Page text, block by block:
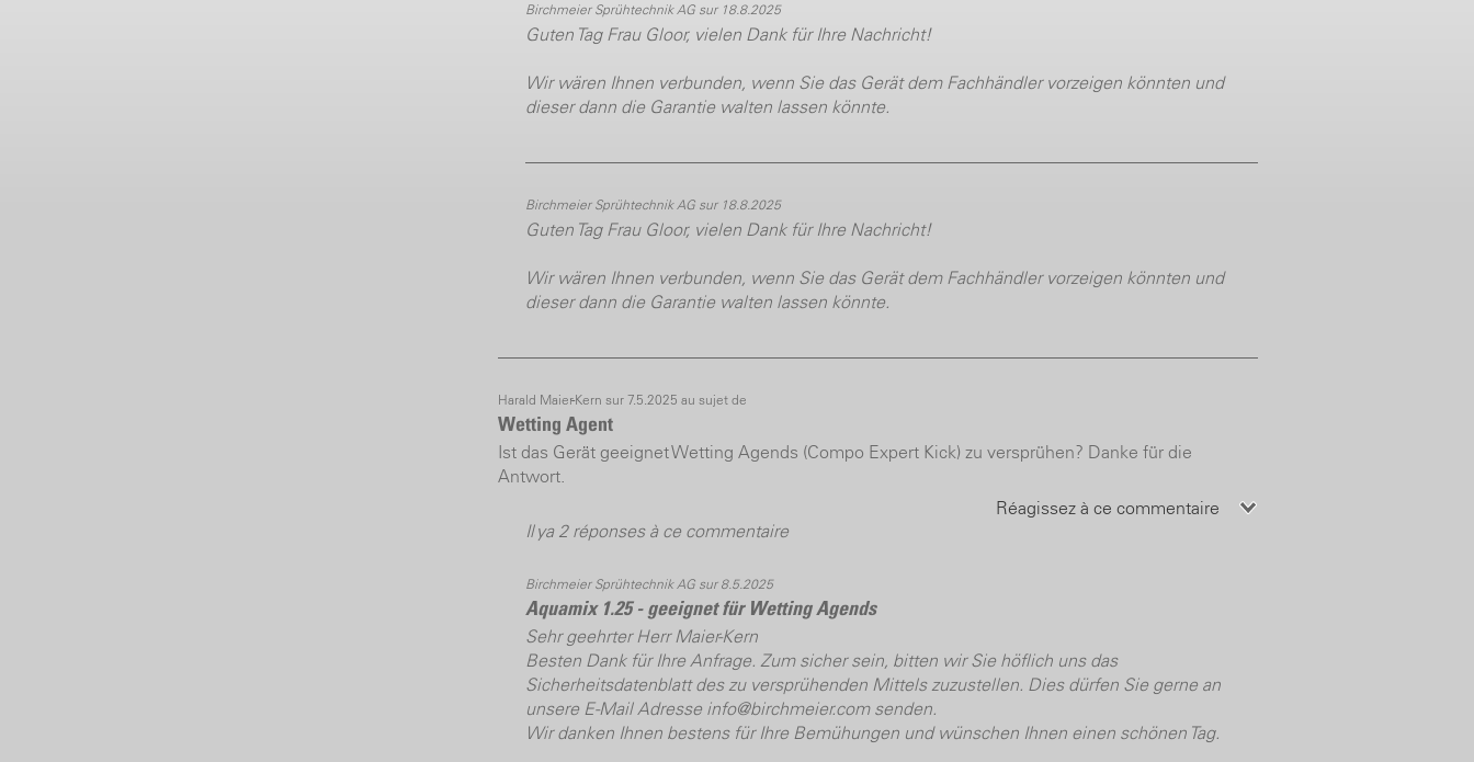
Birchmeier Sprühtechnik AG sur 18.8.2025
Guten Tag Frau Gloor, vielen Dank für Ihre Nachricht!
Wir wären Ihnen verbunden, wenn Sie das Gerät dem Fachhändler vorzeigen könnten und
dieser dann die Garantie walten lassen könnte.
Birchmeier Sprühtechnik AG sur 18.8.2025
Guten Tag Frau Gloor, vielen Dank für Ihre Nachricht!
Wir wären Ihnen verbunden, wenn Sie das Gerät dem Fachhändler vorzeigen könnten und
dieser dann die Garantie walten lassen könnte.
Harald Maier-Kern sur 7.5.2025 au sujet de
Wetting Agent
Ist das Gerät geeignet Wetting Agends (Compo Expert Kick) zu versprühen? Danke für die
Antwort.
Réagissez à ce commentaire
Il ya 2 réponses à ce commentaire
Birchmeier Sprühtechnik AG sur 8.5.2025
Aquamix 1.25 - geeignet für Wetting Agends
Sehr geehrter Herr Maier-Kern
Besten Dank für Ihre Anfrage. Zum sicher sein, bitten wir Sie höflich uns das
Sicherheitsdatenblatt des zu versprühenden Mittels zuzustellen. Dies dürfen Sie gerne an
unsere E-Mail Adresse info@birchmeier.com senden.
Wir danken Ihnen bestens für Ihre Bemühungen und wünschen Ihnen einen schönen Tag.